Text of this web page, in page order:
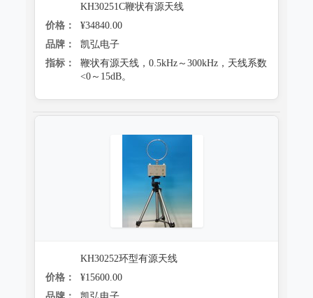
KH30251C鞭状有源天线
价格：
¥34840.00
品牌：
凯弘电子
指标：
鞭状有源天线，0.5kHz～300kHz，天线系数
<0～15dB。
KH30252环型有源天线
价格：
¥15600.00